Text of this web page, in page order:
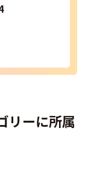
リーに所属